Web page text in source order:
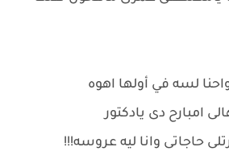
لسه في أولها اهوه
امبارح دى يادكتور
حاجاتى وانا ليه عروسه!!!